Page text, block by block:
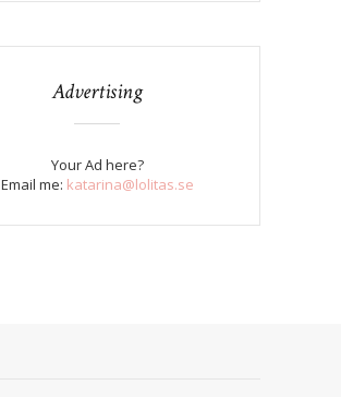
Advertising
Your Ad here?
Email me: katarina@lolitas.se